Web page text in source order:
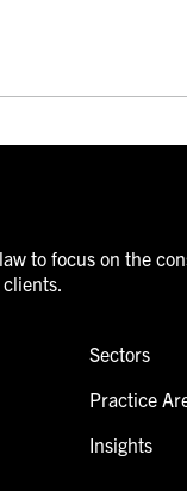
to focus on the
Sectors
Practice
Insights